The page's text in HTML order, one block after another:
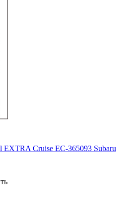
Cruise EC-365093 Subaru